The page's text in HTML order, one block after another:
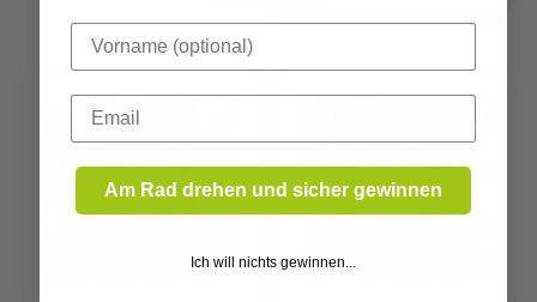
Dein Vorname
Email
Am Rad drehen und sicher gewinnen
Ich will nichts gewinnen...